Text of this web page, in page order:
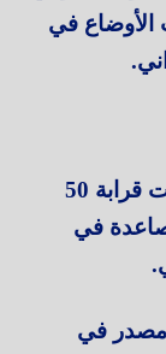
الأوضاع في
وأوضح البيان أن المحادثة التي استمرت قرابة 50
في
مصدر في